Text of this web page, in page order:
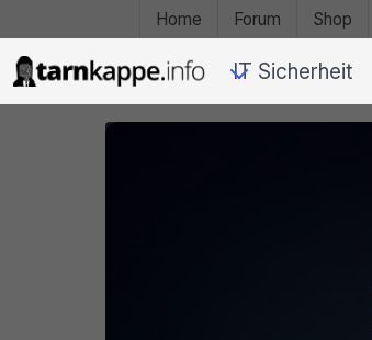
Home Forum Shop
IT Sicherheit